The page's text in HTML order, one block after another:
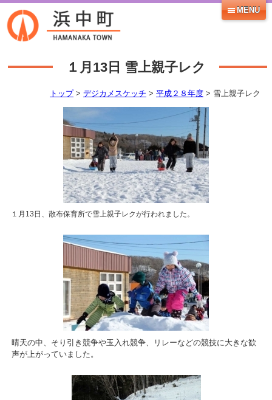
MENU
１月13日 雪上親子レク
トップ> デジカメスケッチ > 平成２８年度 > 雪上親子レク
１月13日、散布保育所で雪上親子レクが行われました。
晴天の中、そり引き競争や玉入れ競争、リレーなどの競技に大きな歓
声が上がっていました。